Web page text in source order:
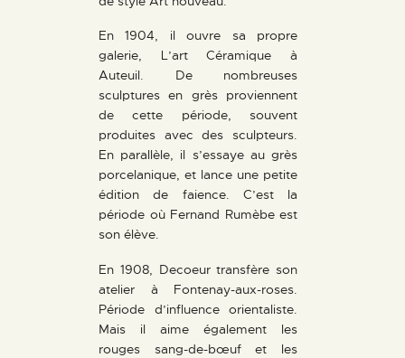
En 1904, il ouvre sa propre
galerie, L’art Céramique à
Auteuil. De nombreuses
sculptures en grès proviennent
de cette période, souvent
produites avec des sculpteurs.
En parallèle, il s’essaye au grès
porcelanique, et lance une petite
édition de faience. C’est la
période où Fernand Rumèbe est
son élève.
En 1908, Decoeur transfère son
atelier à Fontenay-aux-roses.
Période d’influence orientaliste.
Mais il aime également les
rouges sang-de-bœuf et les